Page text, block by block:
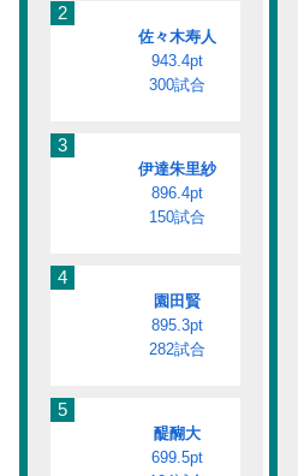
2
佐々木寿人
943.4pt
300試合
3
伊達朱里紗
896.4pt
150試合
4
園田賢
895.3pt
282試合
5
醍醐大
699.5pt